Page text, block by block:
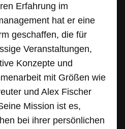
Erfahrung im
hat er eine
geschaffen, die für
Veranstaltungen,
Konzepte und
mit Größen wie
und Alex Fischer
Mission ist es,
bei ihrer persönlichen